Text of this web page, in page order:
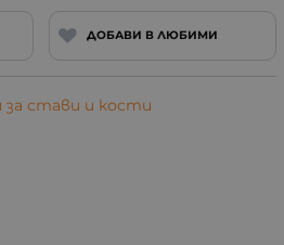
ДОБАВИ В ЛЮБИМИ
за стави и кости